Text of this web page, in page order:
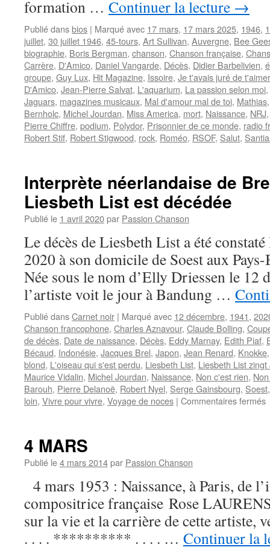
formation … Continuer la lecture →
Publié dansbios | Marqué avec 17 mars, 17 mars 2025, 1946,
juillet, 30 juillet 1946, 45-tours, Art Sullivan, Auvergne, Bee
biographie, Boris Bergman, chanson, Chanson française,
Carrère, D'Amico, Daniel Vangarde, Décès, Didier Barbelivien,
groupe, Guy Lux, Hit Magazine, Issoire, Je t'avais juré de t'aimer
D'Amico, Jean-Pierre Salvat, L'aquarium, La passion selon moi,
Jaguars, magazines musicaux, Mal d'amour mal de toi, Mathias
Bernholc, Michel Jourdan, Miss America, mort, Naissance, NRJ
Pierre Chiffre, podium, Polydor, Prisonnier de ce monde, radio
Robert Stif, Robert Stigwood, rock, Roméo, RSOF, Salut,
Interprète néerlandaise de
Liesbeth List est décédée
Publié le 1 avril 2020par Passion Chanson
Le décès de Liesbeth List a été
2020 à son domicile de Soest aux
Née sous le nom d’Elly Driessen le 12
l’artiste voit le jour à Bandung …
Publié dansCarnet noir | Marqué avec 12 décembre, 1941,
Chanson francophone, Charles Aznavour, Claude Bolling,
de décès, Date de naissance, Décès, Eddy Marnay, Edith Piaf,
Bécaud, Indonésie, Jacques Brel, Japon, Jean Renard, Knokke
blond, L'oiseau qui s'est perdu, Liesbeth List, Liesbeth List
Maurice Vidalin, Michel Jourdan, Naissance, Non c'est rien,
Barouh, Pierre Delanoë, Robert Nyel, Serge Gainsbourg, Soest
loin, Vivre pour vivre, Voyage de noces | Commentaires fermés
4 MARS
Publié le4 mars 2014par Passion Chanson
4 mars 1953 : Naissance, à Paris, de
compositrice française Rose
sur la vie et la carrière de cette
. . . . ********** . . . . … Continuer la